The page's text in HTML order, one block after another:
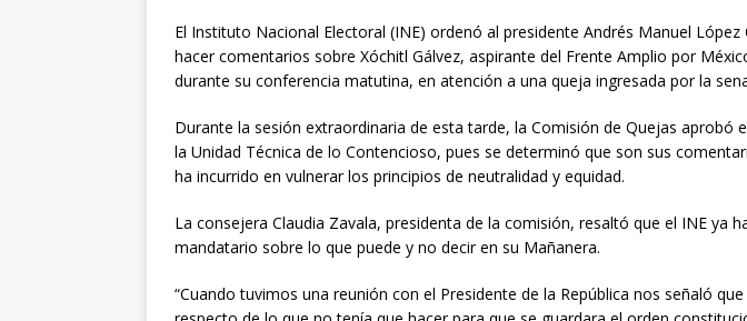
El Instituto Nacional Electoral (INE) ordenó al presidente Andrés Manuel
hacer comentarios sobre Xóchitl Gálvez, aspirante del Frente Amplio por
durante su conferencia matutina, en atención a una queja ingresada por la
Durante la sesión extraordinaria de esta tarde, la Comisión de Quejas aprobó
la Unidad Técnica de lo Contencioso, pues se determinó que son sus
ha incurrido en vulnerar los principios de neutralidad y equidad.
La consejera Claudia Zavala, presidenta de la comisión, resaltó que el INE ya
mandatario sobre lo que puede y no decir en su Mañanera.
“Cuando tuvimos una reunión con el Presidente de la República nos señaló